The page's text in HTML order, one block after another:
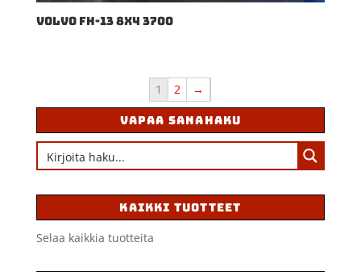
VOLVO FH-13 8X4 3700
1 2 →
VAPAA SANAHAKU
KAIKKI TUOTTEET
Selaa kaikkia tuotteita